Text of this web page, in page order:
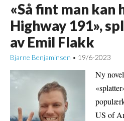
«Så fint man kan
Highway 191»,
av Emil Flakk
Bjarne Benjaminsen • 19/6-2023
Ny
US of